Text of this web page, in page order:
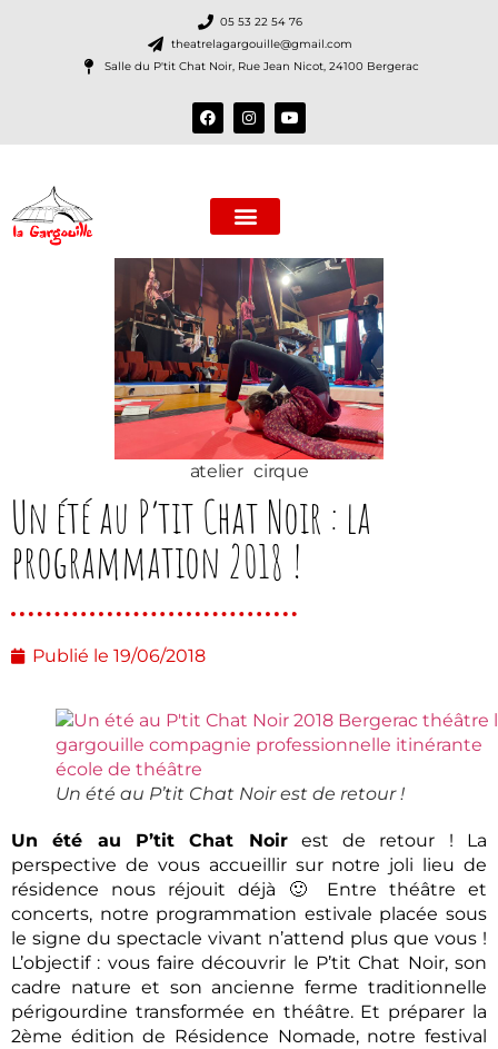
05 53 22 54 76
theatrelagargouille@gmail.com
Salle du P'tit Chat Noir, Rue Jean Nicot, 24100 Bergerac
atelier cirque
Un été au P’tit Chat Noir : la
programmation 2018 !
Publié le 19/06/2018
Un été au P’tit Chat Noir est de retour !
Un été au P’tit Chat Noirest de retour ! La
perspective de vous accueillir sur notre joli lieu de
résidence nous réjouit déjà 🙂 Entre théâtre et
concerts, notre programmation estivale placée sous
le signe du spectacle vivant n’attend plus que vous !
L’objectif : vous faire découvrir le P’tit Chat Noir, son
cadre nature et son ancienne ferme traditionnelle
périgourdine transformée en théâtre. Et préparer la
2ème édition de Résidence Nomade, notre festival